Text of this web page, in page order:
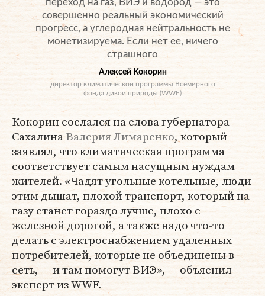
совершенно реальный экономический
прогресс, а углеродная нейтральность не
монетизируема. Если нет ее, ничего
страшного
Алексей Кокорин
директор климатической программы Всемирного
фонда дикой природы (WWF)
Кокорин сослался на слова губернатора
СахалинаВалерия Лимаренко, который
заявлял, что климатическая программа
соответствует самым насущным нуждам
жителей. «Чадят угольные котельные, люди
этим дышат, плохой транспорт, который на
газу станет гораздо лучше, плохо с
железной дорогой, а также надо что-то
делать с электроснабжением удаленных
потребителей, которые не объединены в
сеть, — и там помогут ВИЭ», — объяснил
эксперт из WWF.